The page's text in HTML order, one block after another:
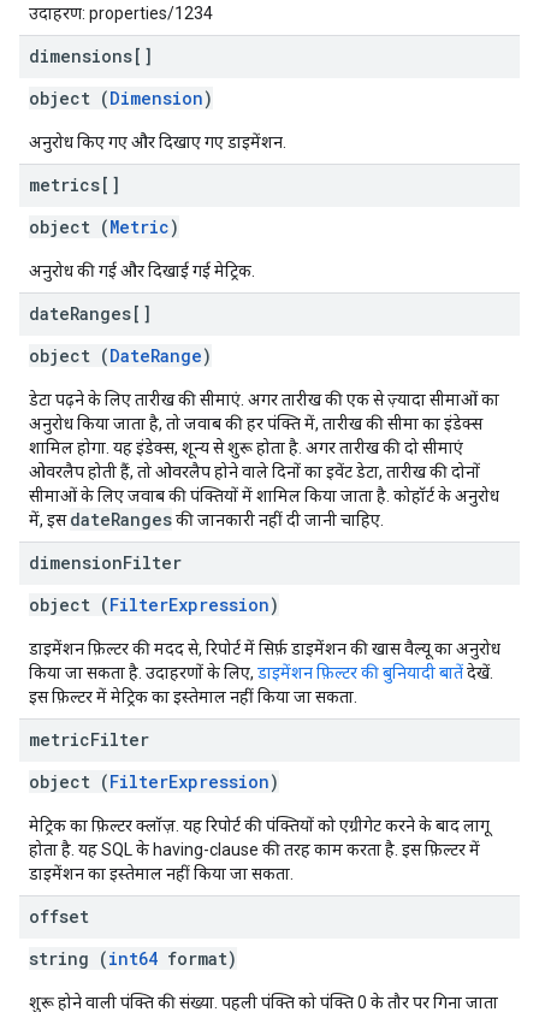
उदाहरण: properties/1234
dimensions[]
object (Dimension)
अनुरोध किए गए और दिखाए गए डाइमेंशन.
metrics[]
object (Metric)
अनुरोध की गई और दिखाई गई मेट्रिक.
dateRanges[]
object (DateRange)
डेटा पढ़ने के लिए तारीख की सीमाएं. अगर तारीख की एक से ज़्यादा सीमाओं का
अनुरोध किया जाता है, तो जवाब की हर पंक्ति में, तारीख की सीमा का इंडेक्स
शामिल होगा. यह इंडेक्स, शून्य से शुरू होता है. अगर तारीख की दो सीमाएं
ओवरलैप होती हैं, तो ओवरलैप होने वाले दिनों का इवेंट डेटा, तारीख की दोनों
सीमाओं के लिए जवाब की पंक्तियों में शामिल किया जाता है. कोहॉर्ट के अनुरोध
में, इसdateRangesकी जानकारी नहीं दी जानी चाहिए.
dimensionFilter
object (FilterExpression)
डाइमेंशन फ़िल्टर की मदद से, रिपोर्ट में सिर्फ़ डाइमेंशन की खास वैल्यू का अनुरोध
किया जा सकता है. उदाहरणों के लिए, डाइमेंशन फ़िल्टर की बुनियादी बातेंदेखें.
इस फ़िल्टर में मेट्रिक का इस्तेमाल नहीं किया जा सकता.
metricFilter
object (FilterExpression)
मेट्रिक का फ़िल्टर क्लॉज़. यह रिपोर्ट की पंक्तियों को एग्रीगेट करने के बाद लागू
होता है. यह SQL के having-clause की तरह काम करता है. इस फ़िल्टर में
डाइमेंशन का इस्तेमाल नहीं किया जा सकता.
offset
string (int64 format)
शुरू होने वाली पंक्ति की संख्या. पहली पंक्ति को पंक्ति 0 के तौर पर गिना जाता